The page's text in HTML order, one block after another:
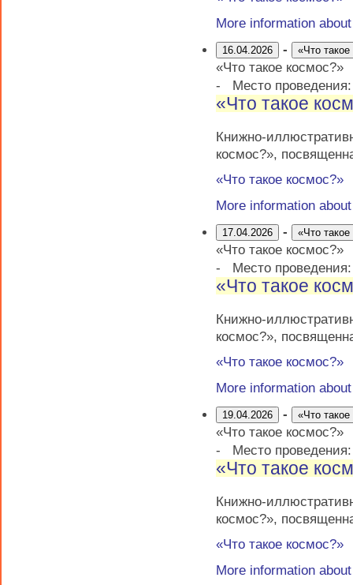
More information
16.04.2026 - «Что
«Что такое космос?»
-
Место
«Что такое
Книжно-
космос?»,
«Что такое космос?»
More information
17.04.2026 - «Что
«Что такое космос?»
-
Место
«Что такое
Книжно-
космос?»,
«Что такое космос?»
More information
19.04.2026 - «Что
«Что такое космос?»
-
Место
«Что такое
Книжно-
космос?»,
«Что такое космос?»
More information